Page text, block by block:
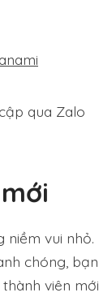
qua Zalo
vui nhỏ.
chóng, bạn
viên mới